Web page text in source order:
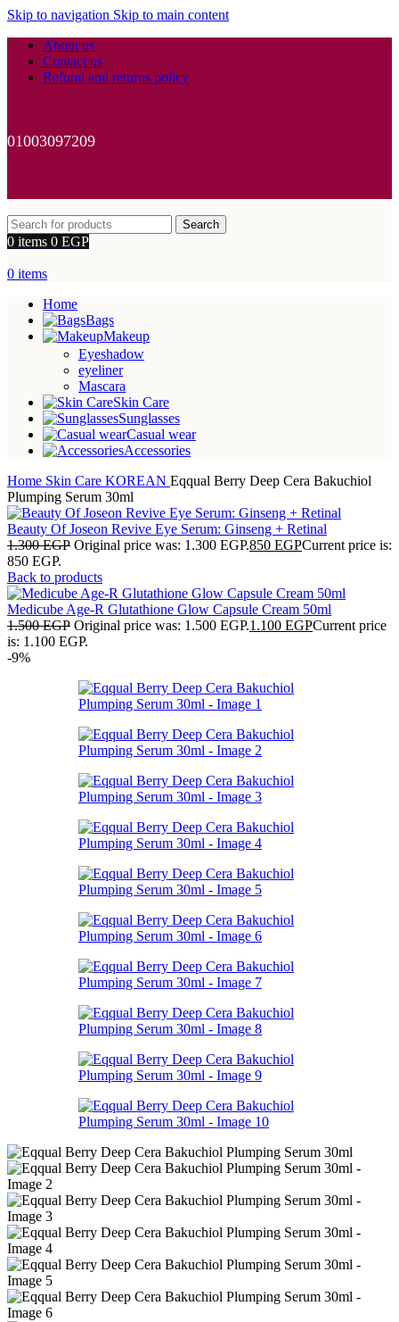
Skip to navigation Skip to main content
About us
Contact us
Refund and returns policy
01003097209
Search
0 items 0 EGP
0 items
Home
Bags
Makeup
Eyeshadow
eyeliner
Mascara
Skin Care
Sunglasses
Casual wear
Accessories
Home Skin Care KOREAN Eqqual Berry Deep Cera Bakuchiol
Plumping Serum 30ml
Beauty Of Joseon Revive Eye Serum: Ginseng + Retinal
1.300EGP Original price was: 1.300 EGP.850 EGPCurrent price is:
850 EGP.
Back to products
Medicube Age-R Glutathione Glow Capsule Cream 50ml
1.500EGP Original price was: 1.500 EGP.1.100 EGPCurrent price
is: 1.100 EGP.
-9%